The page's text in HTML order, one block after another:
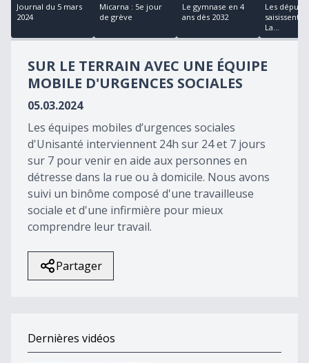
18
minutes,
seconds
Journal du 5 mars
2024
Micarna : 5e jour
de grève
Le gymnase en 4
ans dès 2032
Les
saisissent
La...
SUR LE TERRAIN AVEC UNE ÉQUIPE
MOBILE D'URGENCES SOCIALES
05.03.2024
Les équipes mobiles d’urgences sociales
d'Unisanté interviennent 24h sur 24 et 7 jours
sur 7 pour venir en aide aux personnes en
détresse dans la rue ou à domicile. Nous avons
suivi un binôme composé d'une travailleuse
sociale et d'une infirmière pour mieux
comprendre leur travail.
Partager
Dernières vidéos